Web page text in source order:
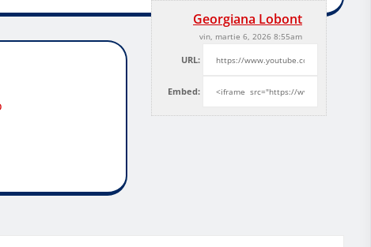
Georgiana Lobont
vin, martie 6, 2026 8:55am
URL:
Embed: